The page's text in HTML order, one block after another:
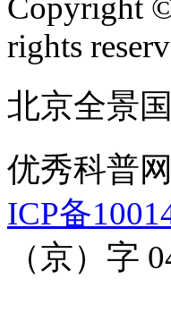
rights
北京全景
优秀科普
ICP备
（京）字